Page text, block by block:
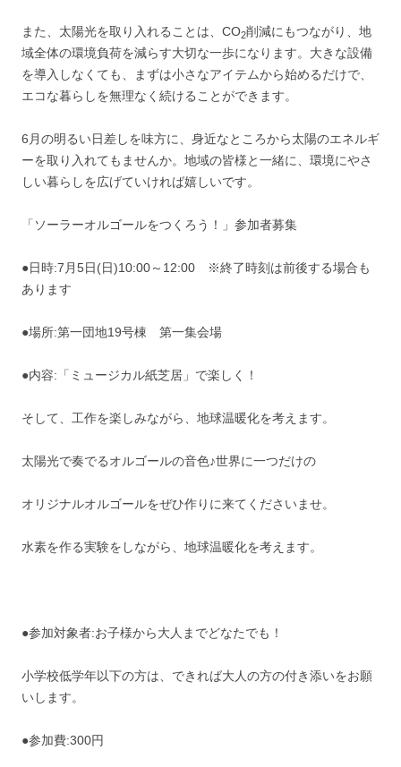
また、太陽光を取り入れることは、CO2削減にもつながり、地
域全体の環境負荷を減らす大切な一歩になります。大きな設備
を導入しなくても、まずは小さなアイテムから始めるだけで、
エコな暮らしを無理なく続けることができます。
6月の明るい日差しを味方に、身近なところから太陽のエネルギ
ーを取り入れてもませんか。地域の皆様と一緒に、環境にやさ
しい暮らしを広げていければ嬉しいです。
「ソーラーオルゴールをつくろう！」参加者募集
●日時:7月5日(日)10:00～12:00 ※終了時刻は前後する場合も
あります
●場所:第一団地19号棟 第一集会場
●内容:「ミュージカル紙芝居」で楽しく！
そして、工作を楽しみながら、地球温暖化を考えます。
太陽光で奏でるオルゴールの音色♪世界に一つだけの
オリジナルオルゴールをぜひ作りに来てくださいませ。
水素を作る実験をしながら、地球温暖化を考えます。
●参加対象者:お子様から大人までどなたでも！
小学校低学年以下の方は、できれば大人の方の付き添いをお願
いします。
●参加費:300円